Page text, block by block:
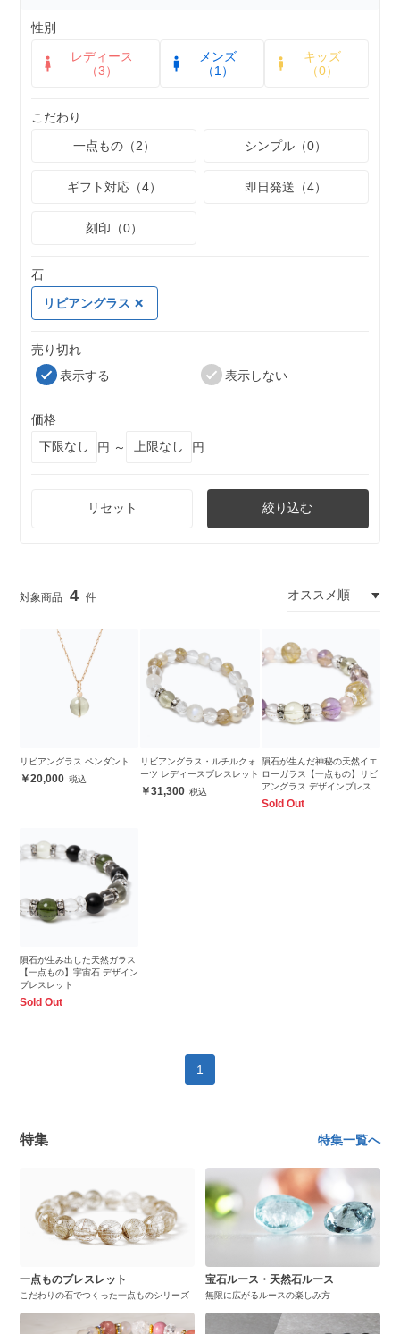
性別
レディース
（3）
メンズ
（1）
キッズ
（0）
こだわり
一点もの（2）
シンプル（0）
ギフト対応（4） 即日発送（4）
刻印（0）
石
リビアングラス
売り切れ
表示する
表示しない
価格
円 ～
円
リセット 絞り込む
4
リビアングラス ペンダント
20,000
リビアングラス・ルチルクォ
ーツ レディースブレスレット
31,300
隕石が生んだ神秘の天然イエ
ローガラス【一点もの】リビ
アングラス デザインブレスレ
ット
Sold Out
隕石が生み出した天然ガラス
【一点もの】宇宙石 デザイン
ブレスレット
Sold Out
1
特集 特集一覧へ
一点ものブレスレット
こだわりの石でつくった一点ものシリーズ
宝石ルース・天然石ルース
無限に広がるルースの楽しみ方